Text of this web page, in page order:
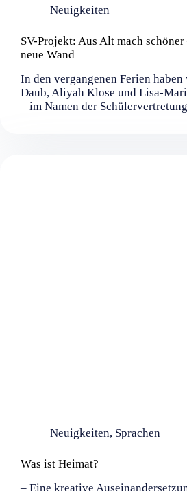
Neuigkeiten
SV-Projekt: Aus Alt mach
neue Wand
In den vergangenen Ferien
Daub, Aliyah Klose und Lisa-
– im Namen der
Neuigkeiten, Sprachen
Was ist Heimat?
– Eine kreative